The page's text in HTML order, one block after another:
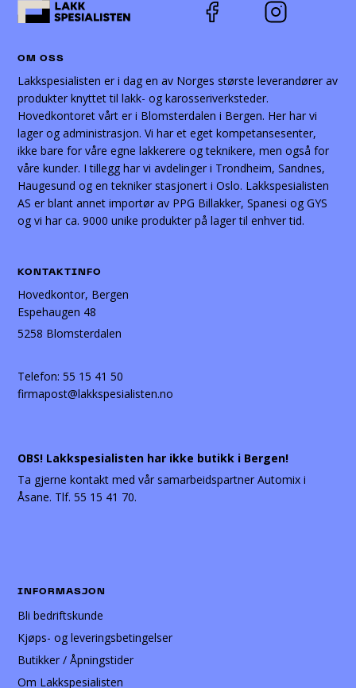
OM OSS
Lakkspesialisten er i dag en av Norges største leverandører av
produkter knyttet til lakk- og karosseriverksteder.
Hovedkontoret vårt er i Blomsterdalen i Bergen. Her har vi
lager og administrasjon. Vi har et eget kompetansesenter,
ikke bare for våre egne lakkerere og teknikere, men også for
våre kunder. I tillegg har vi avdelinger i Trondheim, Sandnes,
Haugesund og en tekniker stasjonert i Oslo. Lakkspesialisten
AS er blant annet importør av PPG Billakker, Spanesi og GYS
og vi har ca. 9000 unike produkter på lager til enhver tid.
KONTAKTINFO
Hovedkontor, Bergen
Espehaugen 48
5258 Blomsterdalen
Telefon:55 15 41 50
firmapost@lakkspesialisten.no
OBS! Lakkspesialisten har ikke butikk i Bergen!
Ta gjerne kontakt med vår samarbeidspartner Automix i
Åsane. Tlf. 55 15 41 70.
INFORMASJON
Bli bedriftskunde
Kjøps- og leveringsbetingelser
Butikker / Åpningstider
Om Lakkspesialisten